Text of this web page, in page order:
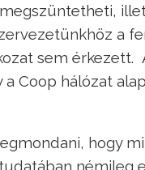
a
sem érkezett.
Coop hálózat
hogy
némileg